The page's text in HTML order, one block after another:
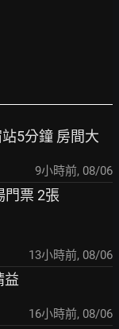
5分鐘 房間大
9小時前, 08/06
門票 2張
13小時前, 08/06
益
16小時前, 08/06